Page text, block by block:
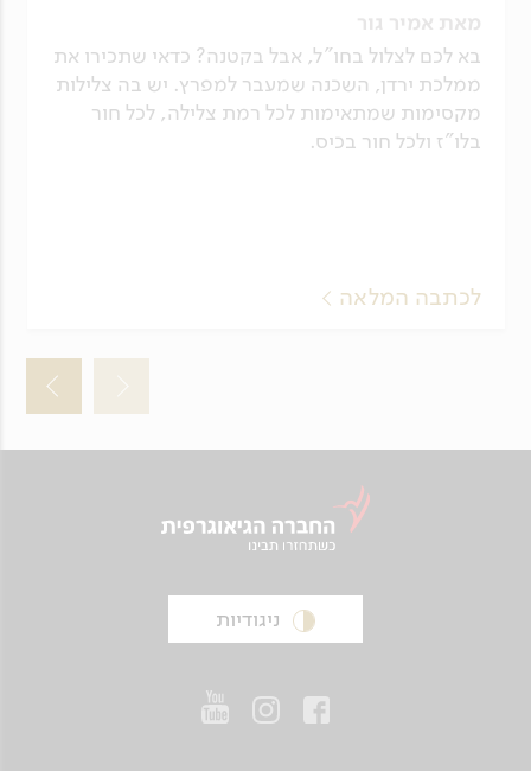
מאת אמיר גור
בא לכם לצלול בחו"ל, אבל בקטנה? כדאי שתכירו את
ממלכת ירדן, השכנה שמעבר למפרץ. יש בה צלילות
מקסימות שמתאימות לכל רמת צלילה, לכל חור
בלו"ז ולכל חור בכיס.
לכתבה המלאה
ניגודיות